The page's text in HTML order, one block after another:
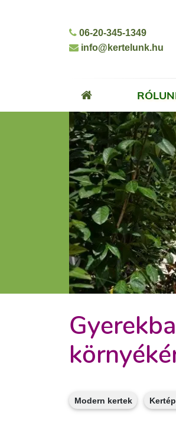
06-20-345-1349
info@kertelunk.hu
Modern kertek